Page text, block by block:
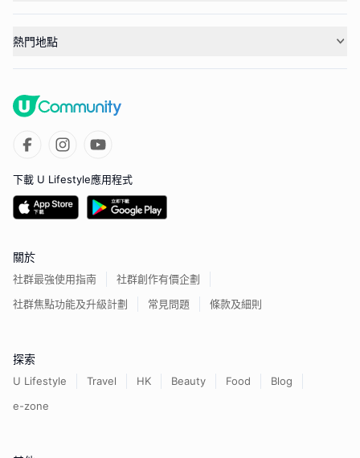
熱門地點
下載 U Lifestyle應用程式
關於
社群最強使用指南
社群創作有價企劃
社群焦點功能及升級計劃
常見問題 條款及細則
探索
U Lifestyle Travel HK Beauty Food
Blog
e-zone